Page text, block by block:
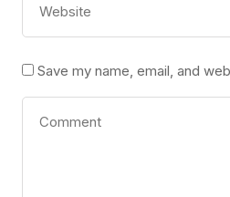
Save my name, email, and